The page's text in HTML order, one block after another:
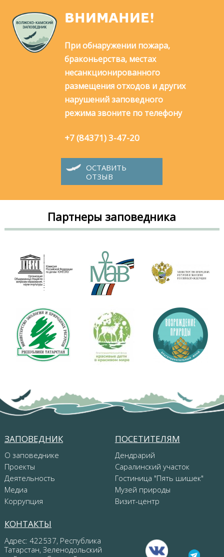
ВНИМАНИЕ!
При обнаружении пожара,
браконьерства, местах
несанкционированного
размещения отходов и других
нарушений заповедного
режима звоните по телефону
+7 (84371) 3-47-20
ОСТАВИТЬ
ОТЗЫВ
Партнеры заповедника
ЗАПОВЕДНИК
О заповеднике
Проекты
Деятельность
Медиа
Коррупция
ПОСЕТИТЕЛЯМ
Дендрарий
Саралинский участок
Гостиница "Пять шишек"
Музей природы
Визит-центр
КОНТАКТЫ
Адрес: 422537, Республика
Татарстан, Зеленодольский